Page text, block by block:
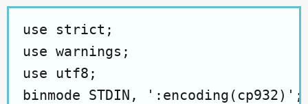
use strict;
use warnings;
use utf8;
binmode STDIN, ':encoding(cp932)';